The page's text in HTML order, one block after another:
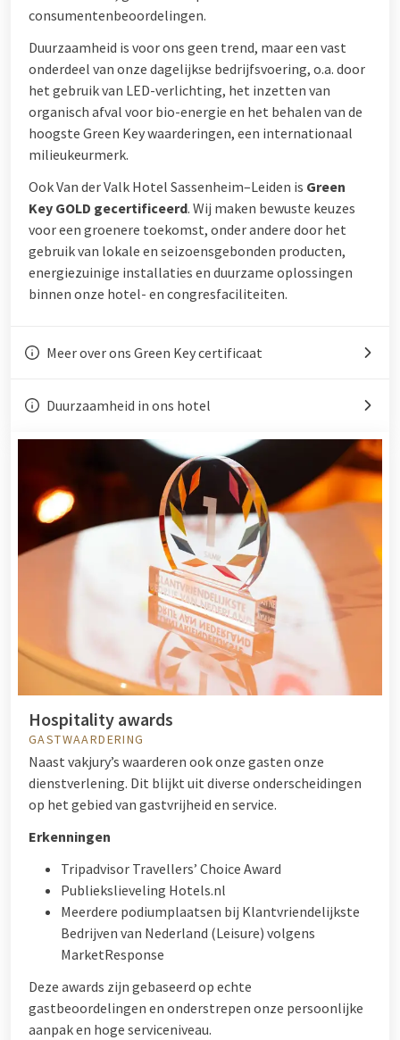
consumentenbeoordelingen.
Duurzaamheid is voor ons geen trend, maar een vast
onderdeel van onze dagelijkse bedrijfsvoering, o.a. door
het gebruik van LED-verlichting, het inzetten van
organisch afval voor bio-energie en het behalen van de
hoogste Green Key waarderingen, een internationaal
milieukeurmerk.
Ook Van der Valk Hotel Sassenheim–Leiden is Green
Key GOLD gecertificeerd. Wij maken bewuste keuzes
voor een groenere toekomst, onder andere door het
gebruik van lokale en seizoensgebonden producten,
energiezuinige installaties en duurzame oplossingen
binnen onze hotel- en congresfaciliteiten.
Meer over ons Green Key certificaat
Duurzaamheid in ons hotel
Hospitality awards
GASTWAARDERING
Naast vakjury’s waarderen ook onze gasten onze
dienstverlening. Dit blijkt uit diverse onderscheidingen
op het gebied van gastvrijheid en service.
Erkenningen
Tripadvisor Travellers’ Choice Award
Publiekslieveling Hotels.nl
Meerdere podiumplaatsen bij Klantvriendelijkste
Bedrijven van Nederland (Leisure) volgens
MarketResponse
Deze awards zijn gebaseerd op echte
gastbeoordelingen en onderstrepen onze persoonlijke
aanpak en hoge serviceniveau.